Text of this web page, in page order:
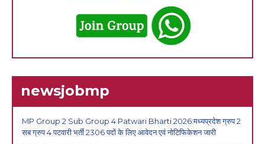
newsjobmp
MP Group 2 Sub Group 4 Patwari Bharti 2026:मध्यप्रदेश ग्रुप 2
सब ग्रुप 4 पटवारी भर्ती 2306 पदों के लिए आवेदन एवं नोटिफिकेशन जारी